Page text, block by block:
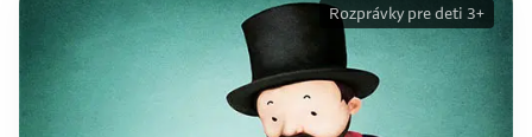
Rozprávky pre deti 3+